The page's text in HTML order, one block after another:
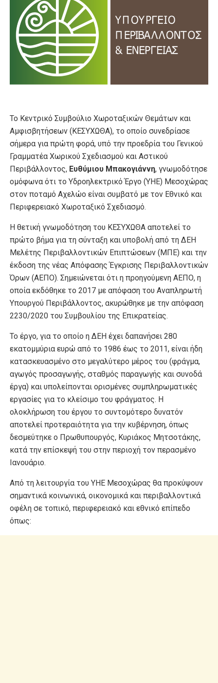
Το Κεντρικό Συμβούλιο Χωροταξικών Θεμάτων και
Αμφισβητήσεων (ΚΕΣΥΧΩΘΑ), το οποίο συνεδρίασε
σήμερα για πρώτη φορά, υπό την προεδρία του Γενικού
Γραμματέα Χωρικού Σχεδιασμού και Αστικού
Περιβάλλοντος, Ευθύμιου Μπακογιάννη, γνωμοδότησε
ομόφωνα ότι το Υδροηλεκτρικό Έργο (ΥΗΕ) Μεσοχώρας
στον ποταμό Αχελώο είναι συμβατό με τον Εθνικό και
Περιφερειακό Χωροταξικό Σχεδιασμό.
Η θετική γνωμοδότηση του ΚΕΣΥΧΩΘΑ αποτελεί το
πρώτο βήμα για τη σύνταξη και υποβολή από τη ΔΕΗ
Μελέτης Περιβαλλοντικών Επιπτώσεων (ΜΠΕ) και την
έκδοση της νέας Απόφασης Έγκρισης Περιβαλλοντικών
Όρων (ΑΕΠΟ). Σημειώνεται ότι η προηγούμενη ΑΕΠΟ, η
οποία εκδόθηκε το 2017 με απόφαση του Αναπληρωτή
Υπουργού Περιβάλλοντος, ακυρώθηκε με την απόφαση
2230/2020 του Συμβουλίου της Επικρατείας.
Το έργο, για το οποίο η ΔΕΗ έχει δαπανήσει 280
εκατομμύρια ευρώ από το 1986 έως το 2011, είναι ήδη
κατασκευασμένο στο μεγαλύτερο μέρος του (φράγμα,
αγωγός προσαγωγής, σταθμός παραγωγής και συνοδά
έργα) και υπολείπονται ορισμένες συμπληρωματικές
εργασίες για το κλείσιμο του φράγματος. Η
ολοκλήρωση του έργου το συντομότερο δυνατόν
αποτελεί προτεραιότητα για την κυβέρνηση, όπως
δεσμεύτηκε ο Πρωθυπουργός, Κυριάκος Μητσοτάκης,
κατά την επίσκεψή του στην περιοχή τον περασμένο
Ιανουάριο.
Από τη λειτουργία του ΥΗΕ Μεσοχώρας θα προκύψουν
σημαντικά κοινωνικά, οικονομικά και περιβαλλοντικά
οφέλη σε τοπικό, περιφερειακό και εθνικό επίπεδο
όπως: